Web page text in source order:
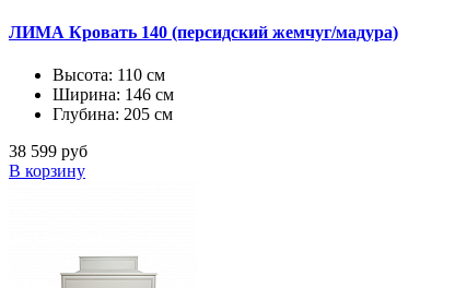
ЛИМА Кровать 140 (персидский жемчуг/мадура)
Высота: 110 см
Ширина: 146 см
Глубина: 205 см
38 599 руб
В корзину